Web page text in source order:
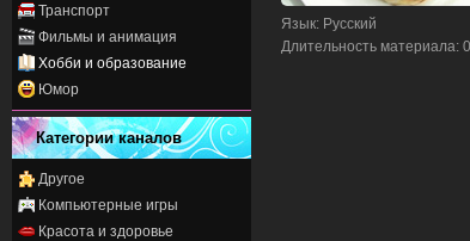
Транспорт
Фильмы и анимация
Хобби и образование
Юмор
Категории каналов
Другое
Компьютерные игры
Красота и здоровье
Язык: Русский
Длительность материала: